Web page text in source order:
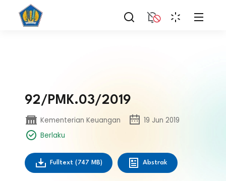
92/PMK.03/2019
Kementerian Keuangan
19 Jun 2019
Berlaku
Fulltext (747 MB) Abstrak